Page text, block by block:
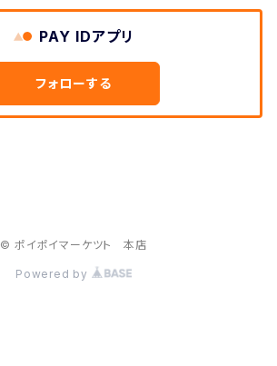
PAY IDアプリ
フォローする
© ポイポイマーケツト 本店
Powered by